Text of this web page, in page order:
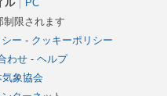
ル｜
PC
限されます
ー - クッキーポリシー
わせ- ヘルプ
気象協会